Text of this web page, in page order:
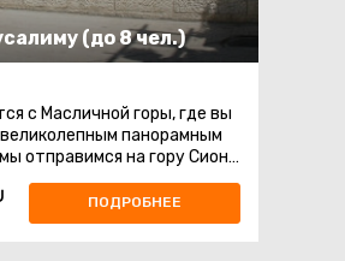
(до 8 чел.)
с Масличной горы, где вы
панорамным
отправимся на гору Сион,
ПОДРОБНЕЕ